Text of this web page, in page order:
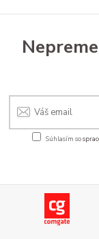
Súhlasím so